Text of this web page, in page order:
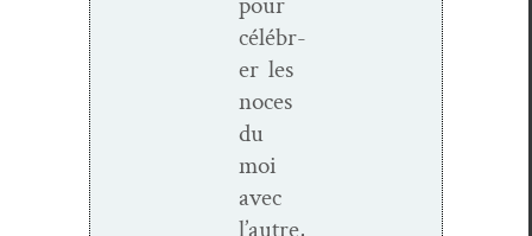
célébr­
er les
noces
du
moi
avec
l’autre,